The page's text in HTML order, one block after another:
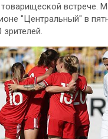
встрече.
"Центральный" в
зрителей.